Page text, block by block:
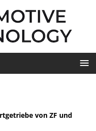
von ZF und